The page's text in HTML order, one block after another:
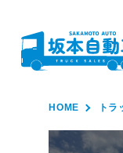
HOME ト